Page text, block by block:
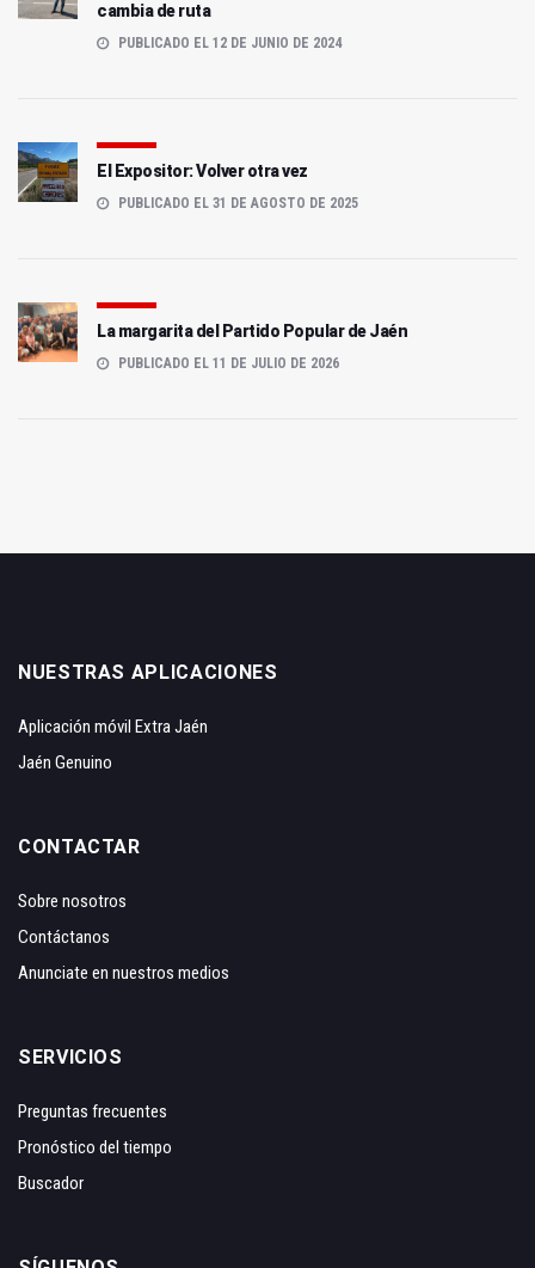
cambia de ruta
PUBLICADO EL 12 DE JUNIO DE 2024
El Expositor: Volver otra vez
PUBLICADO EL 31 DE AGOSTO DE 2025
La margarita del Partido Popular de Jaén
PUBLICADO EL 11 DE JULIO DE 2026
NUESTRAS APLICACIONES
Aplicación móvil Extra Jaén
Jaén Genuino
CONTACTAR
Sobre nosotros
Contáctanos
Anunciate en nuestros medios
SERVICIOS
Preguntas frecuentes
Pronóstico del tiempo
Buscador